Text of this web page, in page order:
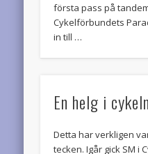
första pass på
Cykelförbundets
in till …
En helg i
Detta har verkligen
tecken. Igår gick SM i